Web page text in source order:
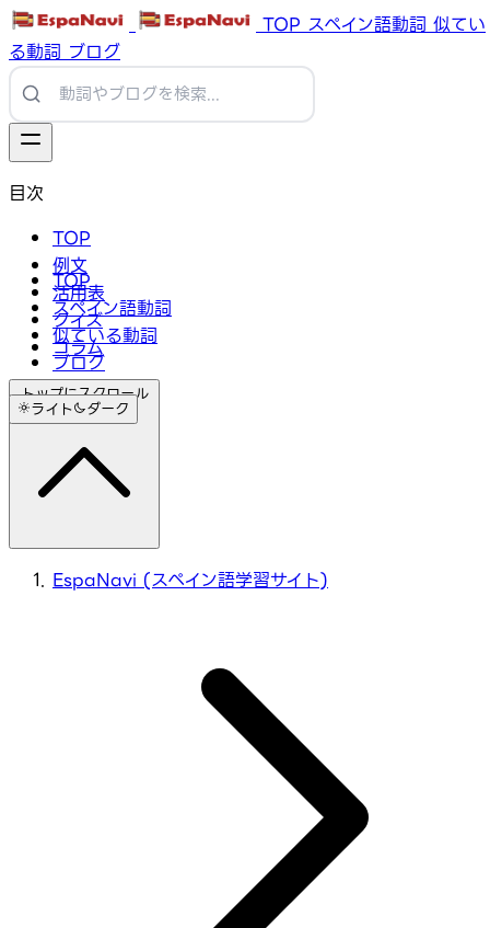
TOP スペイン語動詞 似てい
る動詞 ブログ
TOP
スペイン語動詞
似ている動詞
ブログ
ライト ダーク
目次
TOP
例文
活用表
クイズ
コラム
トップにスクロール
EspaNavi (スペイン語学習サイト)